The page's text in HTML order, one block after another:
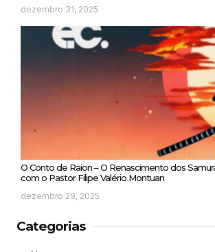
dezembro 31, 2025
O Conto de Raion – O Renascimento dos
com o Pastor Filipe Valério Montuan
dezembro 29, 2025
Categorias